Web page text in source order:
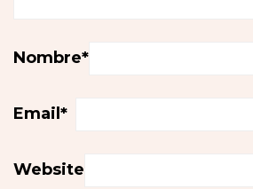
Nombre*
Email *
Website